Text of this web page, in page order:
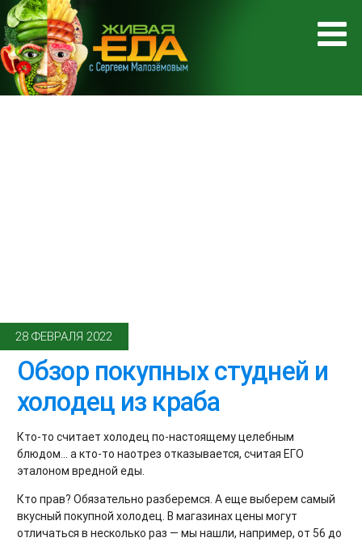
28 ФЕВРАЛЯ 2022
Обзор покупных студней и
холодец из краба
Кто-то считает холодец по-настоящему целебным
блюдом... а кто-то наотрез отказывается, считая ЕГО
эталоном вредной еды.
Кто прав? Обязательно разберемся. А еще выберем самый
вкусный покупной холодец. В магазинах цены могут
отличаться в несколько раз — мы нашли, например, от 56 до